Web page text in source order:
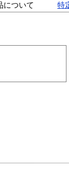
について
特